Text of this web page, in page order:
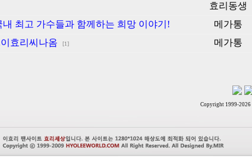
효리동생
최고 가수들과 함께하는 희망 이야기! 메가통
효리씨나옴 [1] 메가통
Copyright 1999-2026